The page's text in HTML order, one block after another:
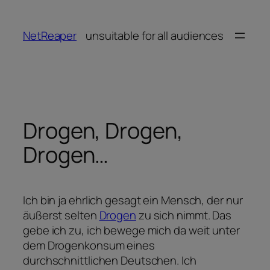
springen
NetReaper unsuitable for all audiences
Drogen, Drogen,
Drogen…
Ich bin ja ehrlich gesagt ein Mensch, der nur
äußerst selten Drogenzu sich nimmt. Das
gebe ich zu, ich bewege mich da weit unter
dem Drogenkonsum eines
durchschnittlichen Deutschen. Ich